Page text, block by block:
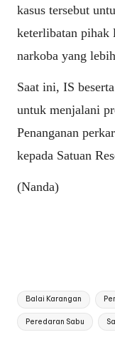
kasus tersebut
keterlibatan pihak
narkoba yang
Saat ini, IS
untuk menjalani
Penanganan
kepada Satuan
(Nanda)
Tags:
Balai Karangan
Peredaran Sabu